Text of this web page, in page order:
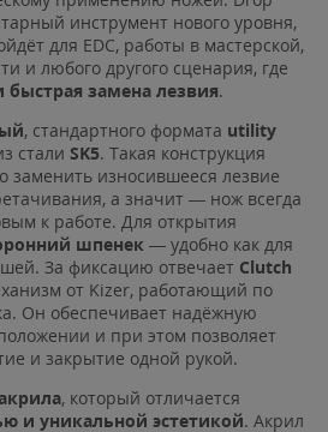
инструмент нового уровня,
для EDC, работы в мастерской,
и любого другого сценария, где
быстрая замена лезвия.
, стандартного формата utility
стали SK5. Такая конструкция
заменить износившееся лезвие
а значит — нож всегда
к работе. Для открытия
шпенек — удобно как для
За фиксацию отвечает Clutch
от Kizer, работающий по
Он обеспечивает надёжную
и при этом позволяет
и закрытие одной рукой.
, который отличается
и уникальной эстетикой. Акрил